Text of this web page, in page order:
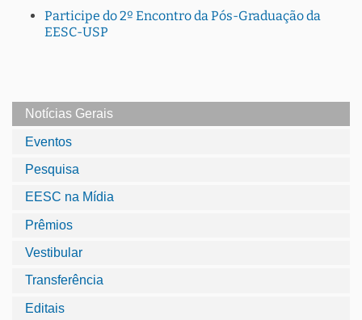
Participe do 2º Encontro da Pós-Graduação da
EESC-USP
Notícias Gerais
Eventos
Pesquisa
EESC na Mídia
Prêmios
Vestibular
Transferência
Editais